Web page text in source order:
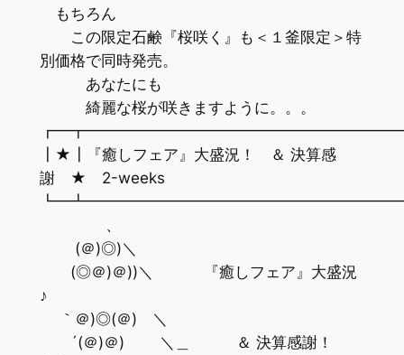
もちろん
この限定石鹸『桜咲く』も＜１釜限定＞特
別価格で同時発売。
あなたにも
綺麗な桜が咲きますように。。。
┃★┃『癒しフェア』大盛況！ ＆ 決算感
謝 ★ 2-weeks
、
(＠)◎)＼
(◎＠)＠))＼ 『癒しフェア』大盛況
♪
｀＠)◎(＠) ＼
´(＠)＠) ＼＿ ＆ 決算感謝！